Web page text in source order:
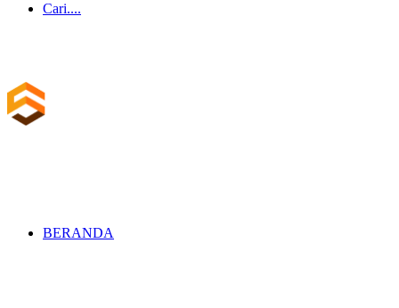
Cari....
BERANDA